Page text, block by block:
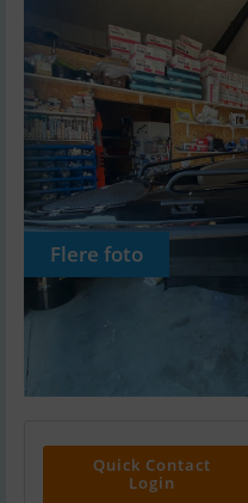
Flere foto
Quick Contact
Login